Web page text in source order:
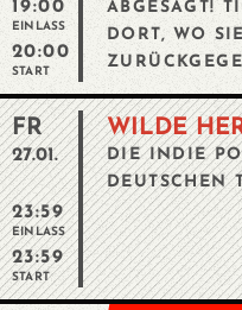
19:00
EINLASS
20:00
START
ABGESAGT!
DORT, WO
FR
27.01.
23:59
EINLASS
23:59
START
WILDE
DIE INDIE
DEUTSCHEN